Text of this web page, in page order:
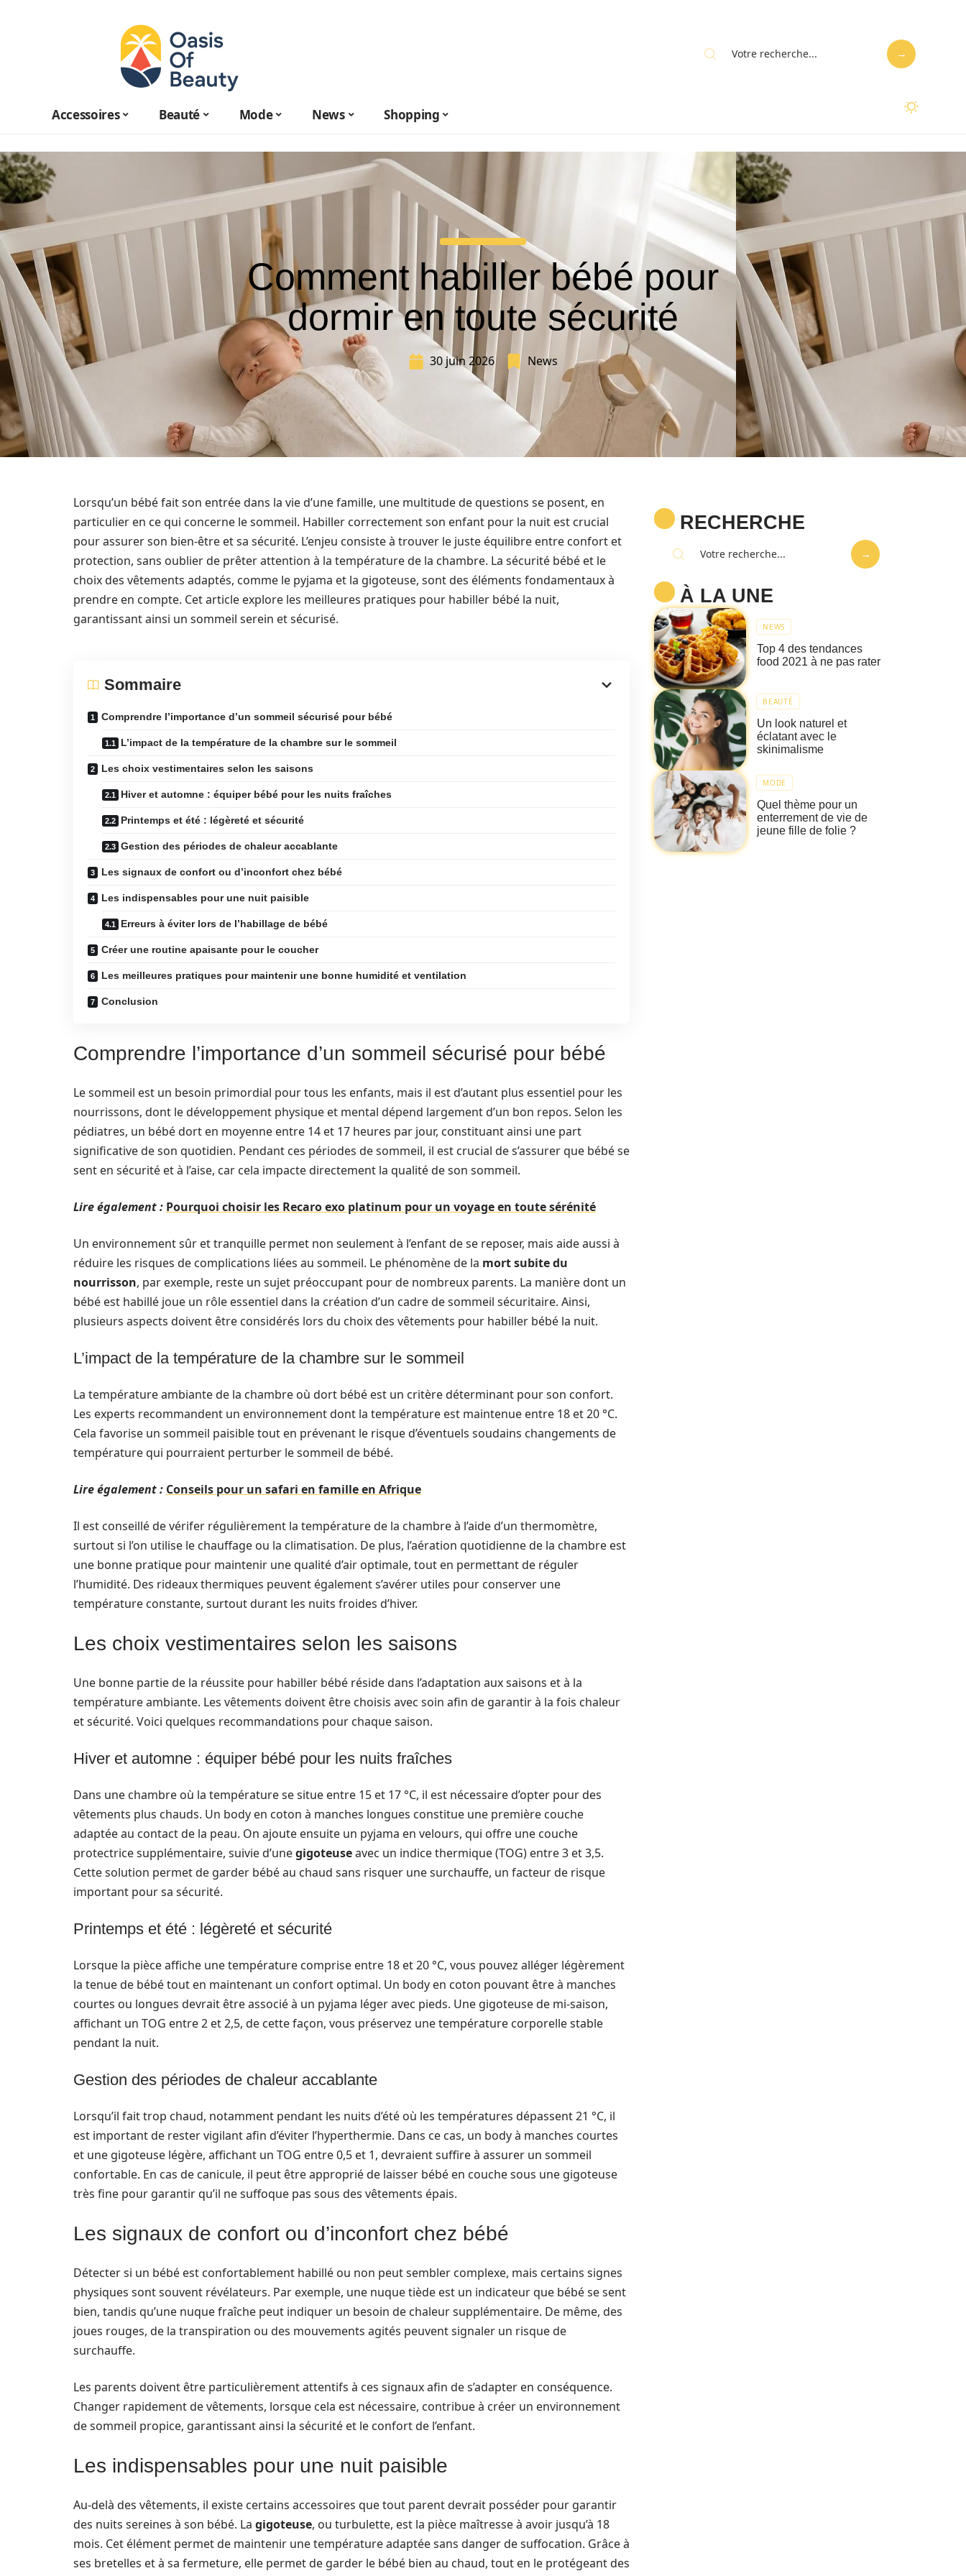
Accessoires Beauté Mode News Shopping
Comment habiller bébé pour
dormir en toute sécurité
30 juin 2026 News
Lorsqu’un bébé fait son entrée dans la vie d’une famille, une multitude de questions se posent, en
particulier en ce qui concerne le sommeil. Habiller correctement son enfant pour la nuit est crucial
pour assurer son bien-être et sa sécurité. L’enjeu consiste à trouver le juste équilibre entre confort et
protection, sans oublier de prêter attention à la température de la chambre. La sécurité bébé et le
choix des vêtements adaptés, comme le pyjama et la gigoteuse, sont des éléments fondamentaux à
prendre en compte. Cet article explore les meilleures pratiques pour habiller bébé la nuit,
garantissant ainsi un sommeil serein et sécurisé.
Sommaire
Comprendre l’importance d’un sommeil sécurisé pour bébé
L’impact de la température de la chambre sur le sommeil
Les choix vestimentaires selon les saisons
Hiver et automne : équiper bébé pour les nuits fraîches
Printemps et été : légèreté et sécurité
Gestion des périodes de chaleur accablante
Les signaux de confort ou d’inconfort chez bébé
Les indispensables pour une nuit paisible
Erreurs à éviter lors de l’habillage de bébé
Créer une routine apaisante pour le coucher
Les meilleures pratiques pour maintenir une bonne humidité et ventilation
Conclusion
Comprendre l’importance d’un sommeil sécurisé pour bébé
Le sommeil est un besoin primordial pour tous les enfants, mais il est d’autant plus essentiel pour les
nourrissons, dont le développement physique et mental dépend largement d’un bon repos. Selon les
pédiatres, un bébé dort en moyenne entre 14 et 17 heures par jour, constituant ainsi une part
significative de son quotidien. Pendant ces périodes de sommeil, il est crucial de s’assurer que bébé se
sent en sécurité et à l’aise, car cela impacte directement la qualité de son sommeil.
Lire également : Pourquoi choisir les Recaro exo platinum pour un voyage en toute sérénité
Un environnement sûr et tranquille permet non seulement à l’enfant de se reposer, mais aide aussi à
réduire les risques de complications liées au sommeil. Le phénomène de la mort subite du
nourrisson, par exemple, reste un sujet préoccupant pour de nombreux parents. La manière dont un
bébé est habillé joue un rôle essentiel dans la création d’un cadre de sommeil sécuritaire. Ainsi,
plusieurs aspects doivent être considérés lors du choix des vêtements pour habiller bébé la nuit.
L’impact de la température de la chambre sur le sommeil
La température ambiante de la chambre où dort bébé est un critère déterminant pour son confort.
Les experts recommandent un environnement dont la température est maintenue entre 18 et 20 °C.
Cela favorise un sommeil paisible tout en prévenant le risque d’éventuels soudains changements de
température qui pourraient perturber le sommeil de bébé.
Lire également : Conseils pour un safari en famille en Afrique
Il est conseillé de vérifer régulièrement la température de la chambre à l’aide d’un thermomètre,
surtout si l’on utilise le chauffage ou la climatisation. De plus, l’aération quotidienne de la chambre est
une bonne pratique pour maintenir une qualité d’air optimale, tout en permettant de réguler
l’humidité. Des rideaux thermiques peuvent également s’avérer utiles pour conserver une
température constante, surtout durant les nuits froides d’hiver.
Les choix vestimentaires selon les saisons
Une bonne partie de la réussite pour habiller bébé réside dans l’adaptation aux saisons et à la
température ambiante. Les vêtements doivent être choisis avec soin afin de garantir à la fois chaleur
et sécurité. Voici quelques recommandations pour chaque saison.
Hiver et automne : équiper bébé pour les nuits fraîches
Dans une chambre où la température se situe entre 15 et 17 °C, il est nécessaire d’opter pour des
vêtements plus chauds. Un body en coton à manches longues constitue une première couche
adaptée au contact de la peau. On ajoute ensuite un pyjama en velours, qui offre une couche
protectrice supplémentaire, suivie d’unegigoteuseavec un indice thermique (TOG) entre 3 et 3,5.
Cette solution permet de garder bébé au chaud sans risquer une surchauffe, un facteur de risque
important pour sa sécurité.
Printemps et été : légèreté et sécurité
Lorsque la pièce affiche une température comprise entre 18 et 20 °C, vous pouvez alléger légèrement
la tenue de bébé tout en maintenant un confort optimal. Un body en coton pouvant être à manches
courtes ou longues devrait être associé à un pyjama léger avec pieds. Une gigoteuse de mi-saison,
affichant un TOG entre 2 et 2,5, de cette façon, vous préservez une température corporelle stable
pendant la nuit.
Gestion des périodes de chaleur accablante
Lorsqu’il fait trop chaud, notamment pendant les nuits d’été où les températures dépassent 21 °C, il
est important de rester vigilant afin d’éviter l’hyperthermie. Dans ce cas, un body à manches courtes
et une gigoteuse légère, affichant un TOG entre 0,5 et 1, devraient suffire à assurer un sommeil
confortable. En cas de canicule, il peut être approprié de laisser bébé en couche sous une gigoteuse
très fine pour garantir qu’il ne suffoque pas sous des vêtements épais.
Les signaux de confort ou d’inconfort chez bébé
Détecter si un bébé est confortablement habillé ou non peut sembler complexe, mais certains signes
physiques sont souvent révélateurs. Par exemple, une nuque tiède est un indicateur que bébé se sent
bien, tandis qu’une nuque fraîche peut indiquer un besoin de chaleur supplémentaire. De même, des
joues rouges, de la transpiration ou des mouvements agités peuvent signaler un risque de
surchauffe.
Les parents doivent être particulièrement attentifs à ces signaux afin de s’adapter en conséquence.
Changer rapidement de vêtements, lorsque cela est nécessaire, contribue à créer un environnement
de sommeil propice, garantissant ainsi la sécurité et le confort de l’enfant.
Les indispensables pour une nuit paisible
Au-delà des vêtements, il existe certains accessoires que tout parent devrait posséder pour garantir
des nuits sereines à son bébé. La gigoteuse, ou turbulette, est la pièce maîtresse à avoir jusqu’à 18
mois. Cet élément permet de maintenir une température adaptée sans danger de suffocation. Grâce à
ses bretelles et à sa fermeture, elle permet de garder le bébé bien au chaud, tout en le protégeant des
RECHERCHE
À LA UNE
NEWS
Top 4 des tendances
food 2021 à ne pas rater
BEAUTÉ
Un look naturel et
éclatant avec le
skinimalisme
MODE
Quel thème pour un
enterrement de vie de
jeune fille de folie ?